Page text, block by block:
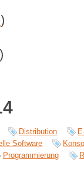
)
)
Distribution
Software
Programmierung